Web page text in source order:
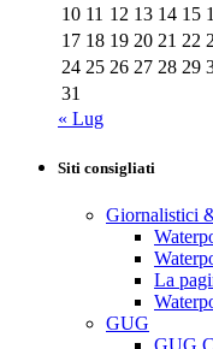
10 11 12 13 14 15
17 18 19 20 21 22
24 25 26 27 28 29
31
« Lug
Siti consigliati
Giornalistici
La
GUG